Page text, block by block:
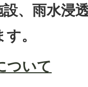
、雨水浸
。
ついて